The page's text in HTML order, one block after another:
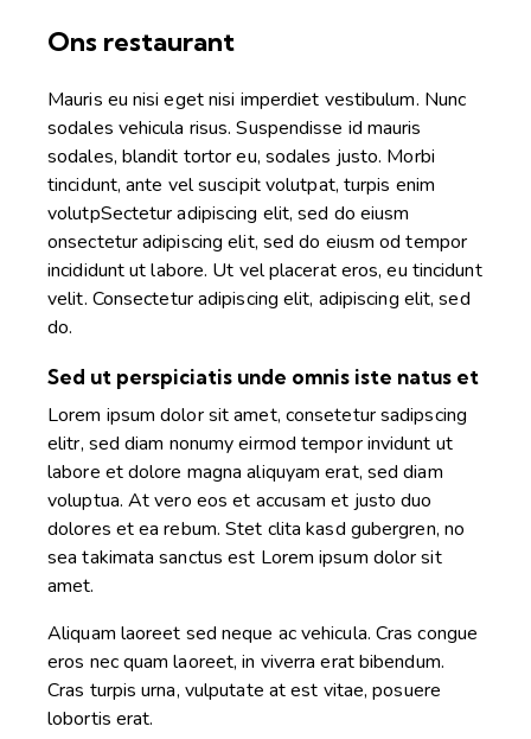
Ons restaurant
Mauris eu nisi eget nisi imperdiet vestibulum. Nunc
sodales vehicula risus. Suspendisse id mauris
sodales, blandit tortor eu, sodales justo. Morbi
tincidunt, ante vel suscipit volutpat, turpis enim
volutpSectetur adipiscing elit, sed do eiusm
onsectetur adipiscing elit, sed do eiusm od tempor
incididunt ut labore. Ut vel placerat eros, eu tincidunt
velit. Consectetur adipiscing elit, adipiscing elit, sed
do.
Sed ut perspiciatis unde omnis iste natus et
Lorem ipsum dolor sit amet, consetetur sadipscing
elitr, sed diam nonumy eirmod tempor invidunt ut
labore et dolore magna aliquyam erat, sed diam
voluptua. At vero eos et accusam et justo duo
dolores et ea rebum. Stet clita kasd gubergren, no
sea takimata sanctus est Lorem ipsum dolor sit
amet.
Aliquam laoreet sed neque ac vehicula. Cras congue
eros nec quam laoreet, in viverra erat bibendum.
Cras turpis urna, vulputate at est vitae, posuere
lobortis erat.